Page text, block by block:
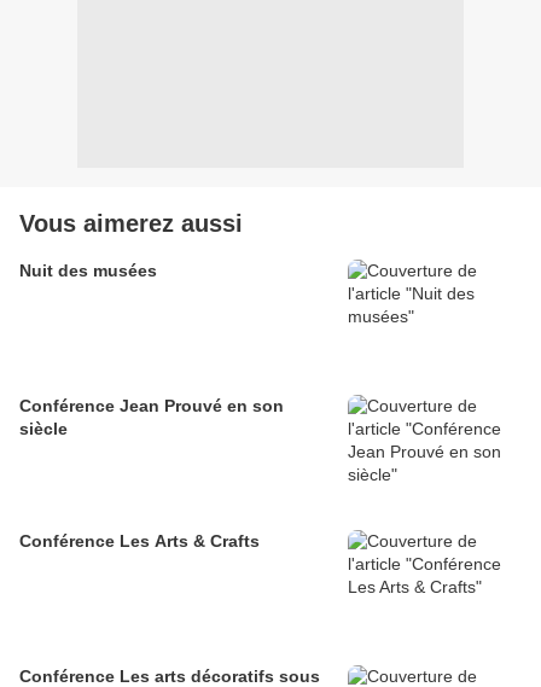
Vous aimerez aussi
Nuit des musées
Conférence Jean Prouvé en son
siècle
Conférence Les Arts & Crafts
Conférence Les arts décoratifs sous